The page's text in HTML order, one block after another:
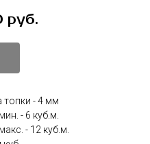
руб.
- 4 мм
- 6 куб.м.
- 12 куб.м.